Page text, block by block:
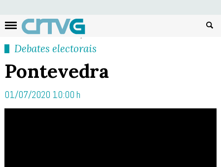
Debates electorais
Pontevedra
01/07/2020 10:00 h